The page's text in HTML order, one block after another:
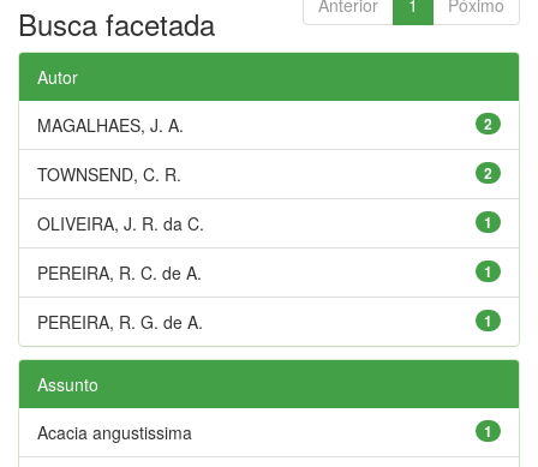
Busca facetada
Autor
2
MAGALHAES, J. A.
2
TOWNSEND, C. R.
1
OLIVEIRA, J. R. da C.
1
PEREIRA, R. C. de A.
1
PEREIRA, R. G. de A.
Assunto
1
Acacia angustissima